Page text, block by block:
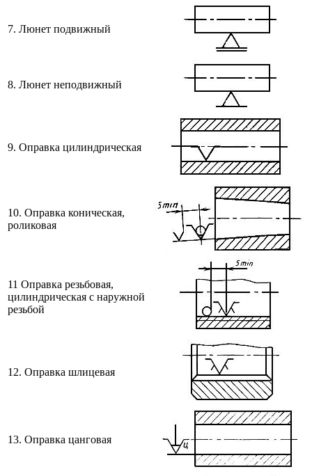
7. Люнет подвижный
8. Люнет неподвижный
9. Оправка цилиндрическая
10. Оправка коническая,
роликовая
11 Оправка резьбовая,
цилиндрическая с наружной
резьбой
12. Оправка шлицевая
13. Оправка цанговая